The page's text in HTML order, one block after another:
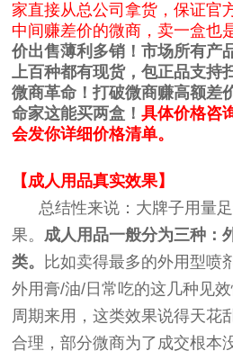
家直接从总公司拿货，保证官
中间赚差价的微商，卖一盒也
价出售薄利多销！市场所有产
上百种都有现货，包正品支持
微商革命！打破微商赚高额差
命家这能买两盒！具体价格咨
会发你详细价格清单。
【成人用品真实效果】
总结性来说：大牌子用量足
果。 成人用品一般分为三种：
类。
比如卖得最多的外用型喷
外用膏/油/日常吃的这几种见
周期来用，这类效果说得天花
合理，部分微商为了成交根本